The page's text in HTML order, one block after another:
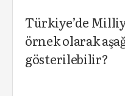
Türkiye’de
örnek olarak
gösterilebilir?